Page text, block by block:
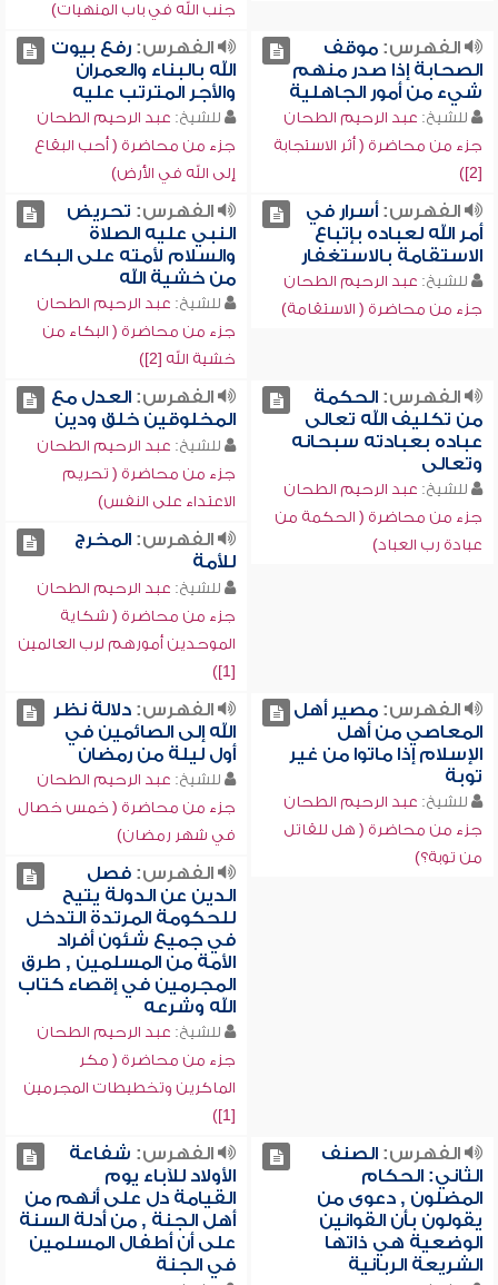
جنب الله في باب المنهيات)
الفهرس:موقف
الصحابة إذا صدر منهم
شيء من أمور الجاهلية
للشيخ: عبد الرحيم الطحان
جزء من محاضرة ( أثر الاستجابة
[2])
الفهرس:رفع بيوت
الله بالبناء والعمران
والأجر المترتب عليه
للشيخ: عبد الرحيم الطحان
جزء من محاضرة ( أحب البقاع
إلى الله في الأرض)
الفهرس:أسرار في
أمر الله لعباده بإتباع
الاستقامة بالاستغفار
للشيخ: عبد الرحيم الطحان
جزء من محاضرة ( الاستقامة)
الفهرس: تحريض
النبي عليه الصلاة
والسلام لأمته على البكاء
من خشية الله
للشيخ: عبد الرحيم الطحان
جزء من محاضرة ( البكاء من
خشية الله [2])
الفهرس:الحكمة
من تكليف الله تعالى
عباده بعبادته سبحانه
وتعالى
للشيخ: عبد الرحيم الطحان
جزء من محاضرة ( الحكمة من
عبادة رب العباد)
الفهرس:العدل مع
المخلوقين خلق ودين
للشيخ: عبد الرحيم الطحان
جزء من محاضرة ( تحريم
الاعتداء على النفس)
الفهرس:المخرج
للأمة
للشيخ: عبد الرحيم الطحان
جزء من محاضرة ( شكاية
الموحدين أمورهم لرب العالمين
[1])
الفهرس:مصير أهل
المعاصي من أهل
الإسلام إذا ماتوا من غير
توبة
للشيخ: عبد الرحيم الطحان
جزء من محاضرة ( هل للقاتل
من توبة؟)
الفهرس:دلالة نظر
الله إلى الصائمين في
أول ليلة من رمضان
للشيخ: عبد الرحيم الطحان
جزء من محاضرة ( خمس خصال
في شهر رمضان)
الفهرس:فصل
الدين عن الدولة يتيح
للحكومة المرتدة التدخل
في جميع شئون أفراد
الأمة من المسلمين , طرق
المجرمين في إقصاء كتاب
الله وشرعه
للشيخ: عبد الرحيم الطحان
جزء من محاضرة ( مكر
الماكرين وتخطيطات المجرمين
[1])
الفهرس:الصنف
الثاني: الحكام
المضلون , دعوى من
يقولون بأن القوانين
الوضعية هي ذاتها
الشريعة الربانية
الفهرس: شفاعة
الأولاد للآباء يوم
القيامة دل على أنهم من
أهل الجنة , من أدلة السنة
على أن أطفال المسلمين
في الجنة